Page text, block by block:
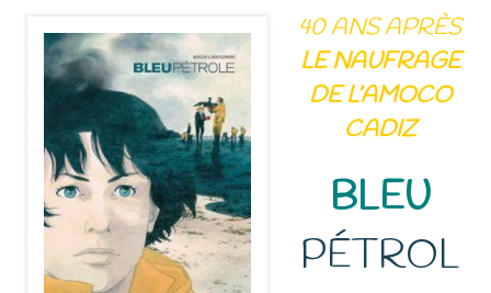
40 ANS APRÈS
LE NAUFRAGE
DE L’AMOCO
CADIZ
BLEU
PÉTROL